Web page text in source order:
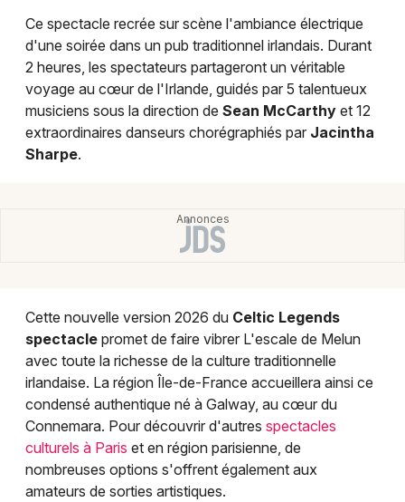
Artistes en tournée
Actus à Paris
Magazine à Paris
77 - Seine-et-Marne
Choisir mes départements
Mon email
Je m'abonne
Ce spectacle recrée sur scène l'ambiance électrique
d'une soirée dans un pub traditionnel irlandais. Durant
2 heures, les spectateurs partageront un véritable
voyage au cœur de l'Irlande, guidés par 5 talentueux
musiciens sous la direction de Sean McCarthy et 12
extraordinaires danseurs chorégraphiés par Jacintha
Sharpe.
Cette nouvelle version 2026 du Celtic Legends
spectacle promet de faire vibrer L'escale de Melun
avec toute la richesse de la culture traditionnelle
irlandaise. La région Île-de-France accueillera ainsi ce
condensé authentique né à Galway, au cœur du
Connemara. Pour découvrir d'autres spectacles
culturels à Paris et en région parisienne, de
nombreuses options s'offrent également aux
amateurs de sorties artistiques.